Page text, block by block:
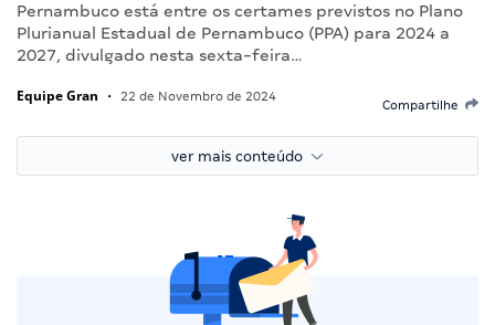
Pernambuco está entre os certames previstos no Plano
Plurianual Estadual de Pernambuco (PPA) para 2024 a
2027, divulgado nesta sexta-feira…
Equipe Gran • 22 de Novembro de 2024
Compartilhe
ver mais conteúdo